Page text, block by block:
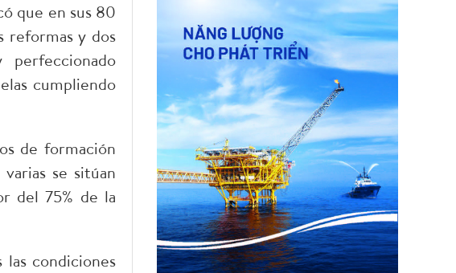
que en sus 80
reformas y dos
cumpliendo
de formación
se sitúan
del 75% de la
condiciones